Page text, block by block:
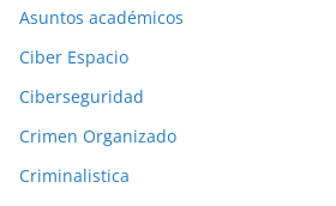
n
e
a
n
t
Asuntos académicos
Ciber Espacio
Ciberseguridad
Crimen Organizado
Criminalistica